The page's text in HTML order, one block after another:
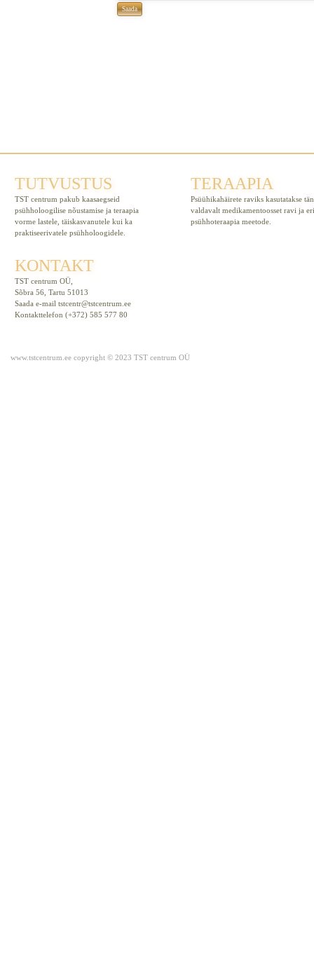
TUTVUSTUS
TST centrum pakub kaasaegseid
psühholoogilise nõustamise ja teraapia
vorme lastele, täiskasvanutele kui ka
praktiseerivatele psühholoogidele.
TERAAPIA
Psüühikahäirete raviks kasutatakse
valdavalt medikamentoosset ravi ja
psühhoteraapia meetode.
KONTAKT
TST centrum OÜ,
Sõbra 56, Tartu 51013
Saada e-mail tstcentr@tstcentrum.ee
Kontakttelefon (+372) 585 577 80
www.tstcentrum.ee copyright © 2023 TST centrum OÜ